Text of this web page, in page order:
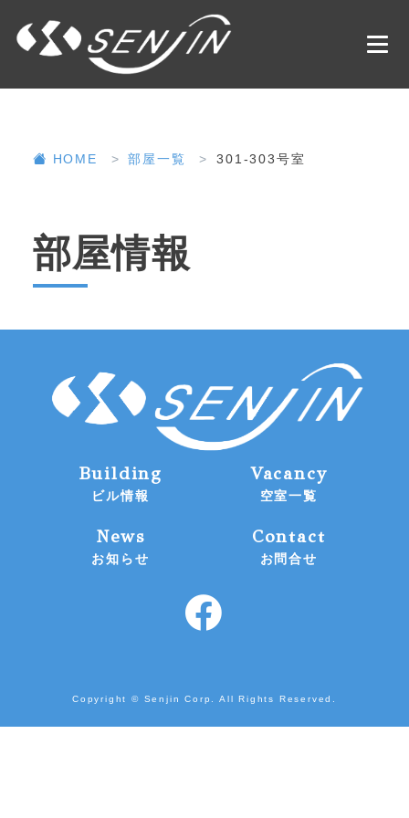
HOME 部屋一覧 301-303号室
部屋情報
Building
ビル情報
Vacancy
空室一覧
News
お知らせ
Contact
お問合せ
Copyright © Senjin Corp. All Rights Reserved.